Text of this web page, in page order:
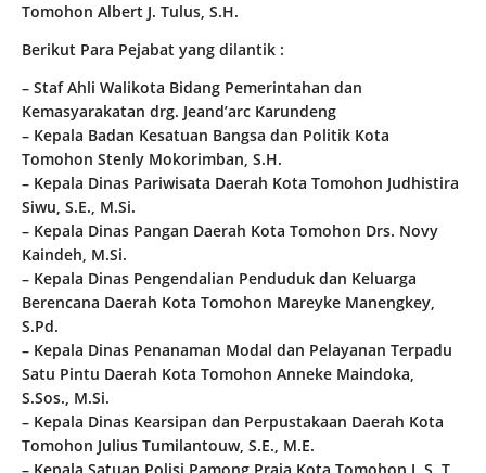
Tomohon Albert J. Tulus, S.H.
Berikut Para Pejabat yang dilantik :
– Staf Ahli Walikota Bidang Pemerintahan dan
Kemasyarakatan drg. Jeand’arc Karundeng
– Kepala Badan Kesatuan Bangsa dan Politik Kota
Tomohon Stenly Mokorimban, S.H.
– Kepala Dinas Pariwisata Daerah Kota Tomohon Judhistira
Siwu, S.E., M.Si.
– Kepala Dinas Pangan Daerah Kota Tomohon Drs. Novy
Kaindeh, M.Si.
– Kepala Dinas Pengendalian Penduduk dan Keluarga
Berencana Daerah Kota Tomohon Mareyke Manengkey,
S.Pd.
– Kepala Dinas Penanaman Modal dan Pelayanan Terpadu
Satu Pintu Daerah Kota Tomohon Anneke Maindoka,
S.Sos., M.Si.
– Kepala Dinas Kearsipan dan Perpustakaan Daerah Kota
Tomohon Julius Tumilantouw, S.E., M.E.